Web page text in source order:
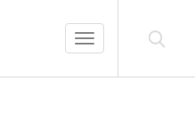
Toggle
navigation